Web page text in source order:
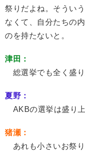
祭りだよね。そうい
なくて、自分たちの
のを持たないと。
津田：
総選挙でも全く盛り
夏野：
AKBの選挙は盛り上
猪瀬：
あれも小さいお祭り